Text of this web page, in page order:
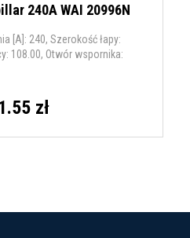
240A WAI 20996N
[A]: 240, Szerokość łapy:
108.00, Otwór wspornika:
zł